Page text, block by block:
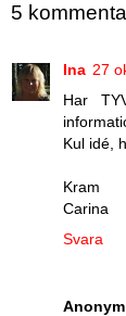
5
Ina 27
Har
Kul idé,
Kram
Carina
Svara
Anonym